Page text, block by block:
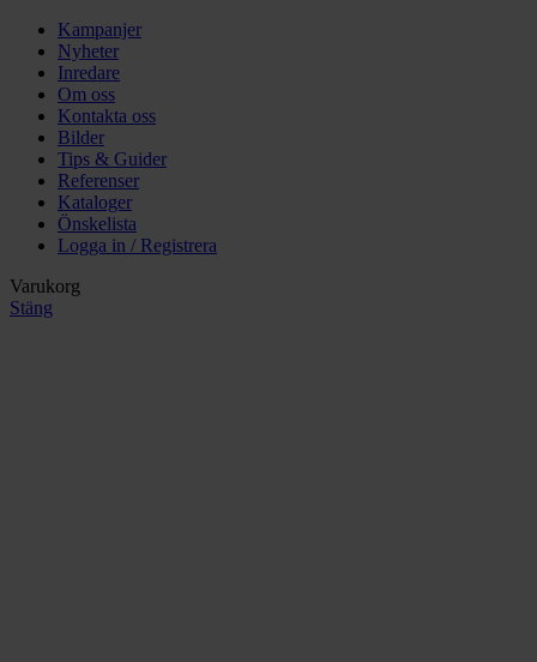
Kampanjer
Nyheter
Inredare
Om oss
Kontakta oss
Bilder
Tips & Guider
Referenser
Kataloger
Önskelista
Logga in / Registrera
Varukorg
Stäng